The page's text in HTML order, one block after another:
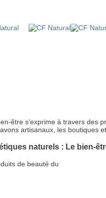
être s’exprime à travers des
artisanaux, les boutiques
naturels : Le bien-
de beauté du